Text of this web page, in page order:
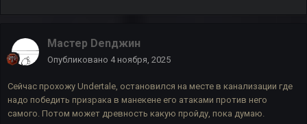
Мастер Denджин
Опубликовано 4 ноября, 2025
Сейчас прохожу Undertale, остановился на месте в канализации где
надо победить призрака в манекене его атаками против него
самого. Потом может древность какую пройду, пока думаю.